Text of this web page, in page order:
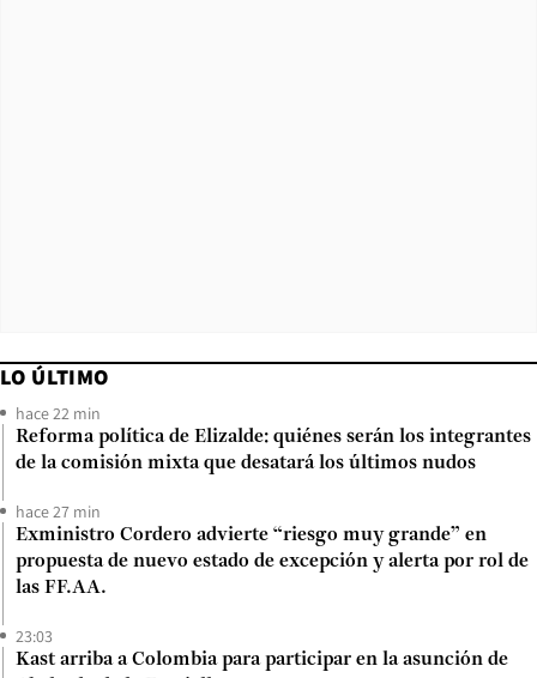
LO ÚLTIMO
hace 22 min
Reforma política de Elizalde: quiénes serán los integrantes
de la comisión mixta que desatará los últimos nudos
hace 27 min
Exministro Cordero advierte “riesgo muy grande” en
propuesta de nuevo estado de excepción y alerta por rol de
las FF.AA.
23:03
Kast arriba a Colombia para participar en la asunción de